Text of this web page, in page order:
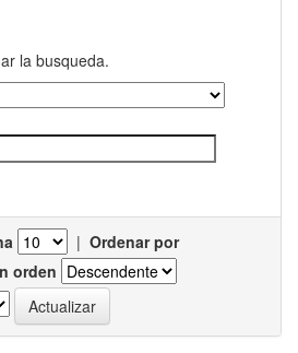
la busqueda.
| Ordenar por
orden